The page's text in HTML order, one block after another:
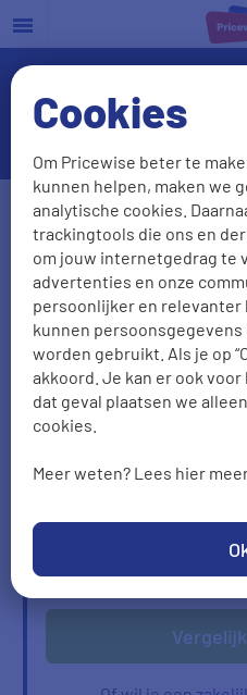
Cookies
Om Pricewise beter te
kunnen helpen, maken we
analytische cookies.
trackingtools die ons en
om jouw internetgedrag te
advertenties en onze
persoonlijker en relevanter
kunnen
worden gebruikt. Als je op
akkoord. Je kan er ook voor
dat geval plaatsen we
cookies.
Meer weten? Lees hier
Postcode
Huidige leverancier
Aantal personen
1
2000kWh/jr 950m3/jr